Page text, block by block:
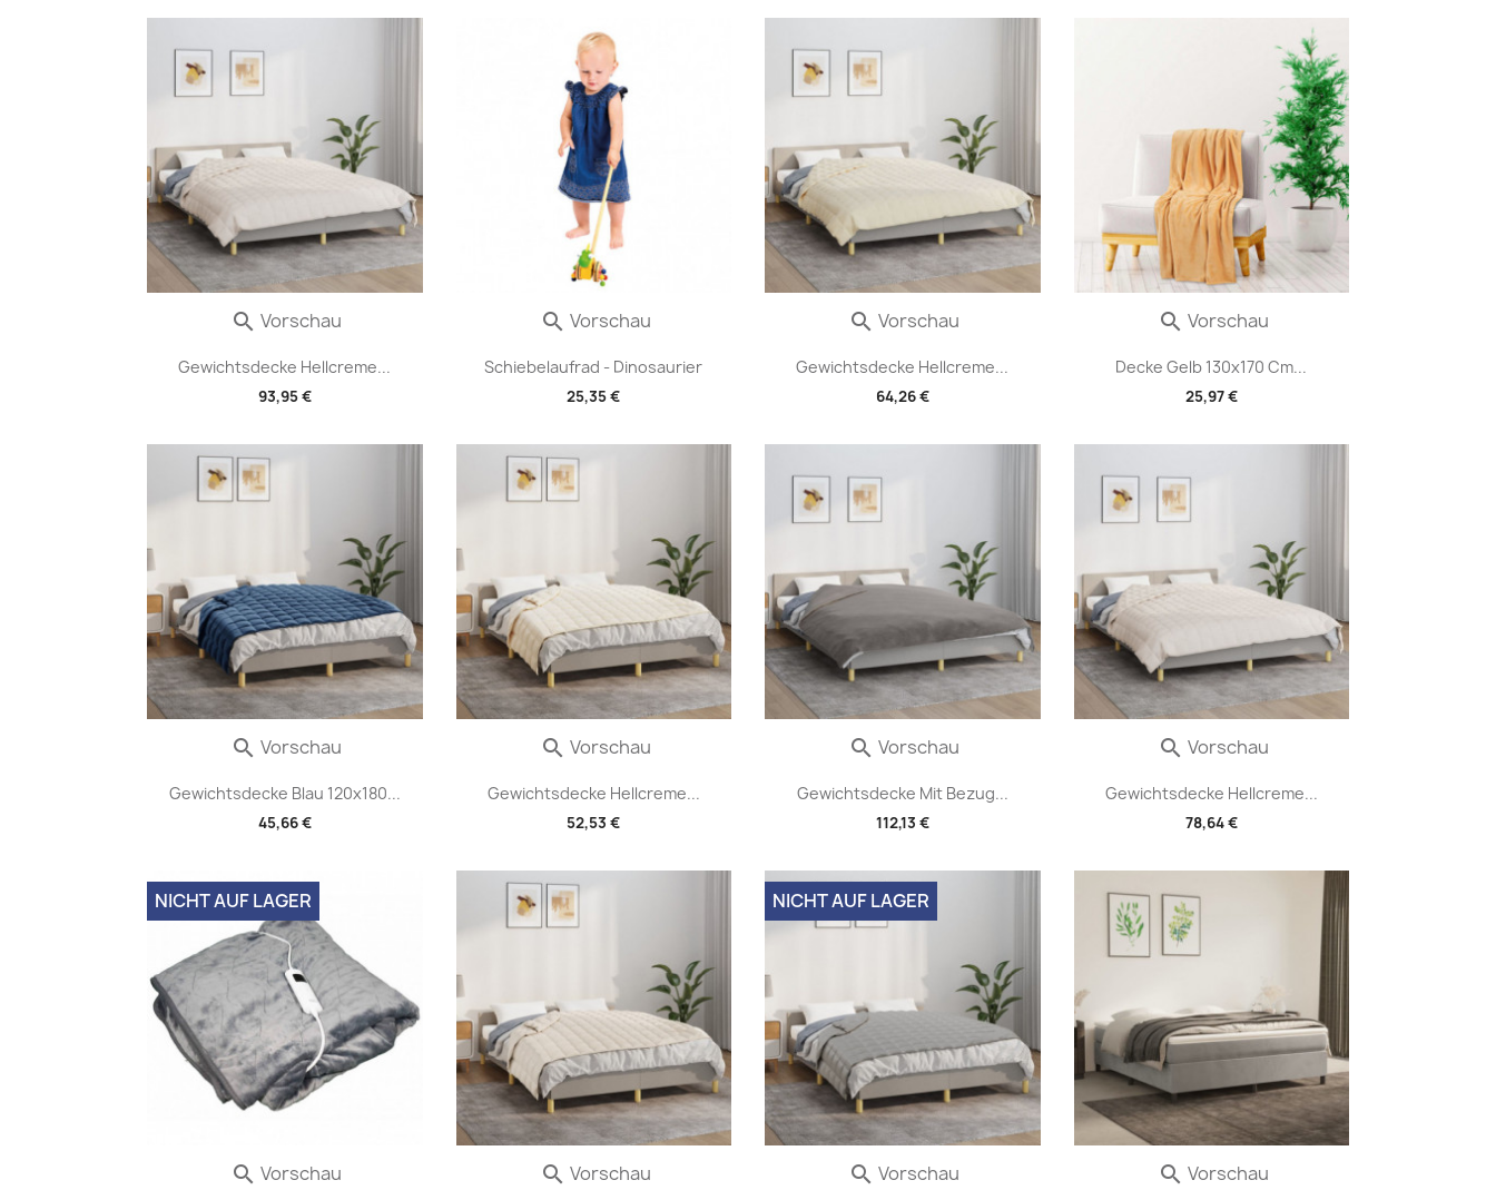
Gewichtsdecke Hellcreme...
93,95 €
 Vorschau
Schiebelaufrad - Dinosaurier
25,35 €
 Vorschau
Gewichtsdecke Hellcreme...
64,26 €
 Vorschau
Decke Gelb 130x170 Cm...
25,97 €
 Vorschau
Gewichtsdecke Blau 120x180...
45,66 €
 Vorschau
Gewichtsdecke Hellcreme...
52,53 €
 Vorschau
Gewichtsdecke Mit Bezug...
112,13 €
 Vorschau
Gewichtsdecke Hellcreme...
78,64 €
 Vorschau
NICHT AUF LAGER
 Vorschau  Vorschau
NICHT AUF LAGER
 Vorschau  Vorschau